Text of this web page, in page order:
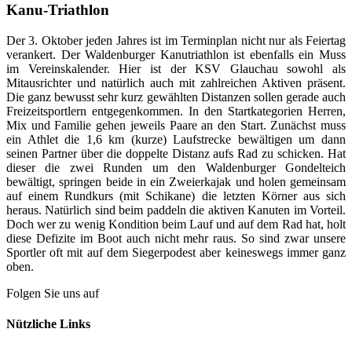
Kanu-Triathlon
Der 3. Oktober jeden Jahres ist im Terminplan nicht nur als Feiertag
verankert. Der Waldenburger Kanutriathlon ist ebenfalls ein Muss
im Vereinskalender. Hier ist der KSV Glauchau sowohl als
Mitausrichter und natürlich auch mit zahlreichen Aktiven präsent.
Die ganz bewusst sehr kurz gewählten Distanzen sollen gerade auch
Freizeitsportlern entgegenkommen. In den Startkategorien Herren,
Mix und Familie gehen jeweils Paare an den Start. Zunächst muss
ein Athlet die 1,6 km (kurze) Laufstrecke bewältigen um dann
seinen Partner über die doppelte Distanz aufs Rad zu schicken. Hat
dieser die zwei Runden um den Waldenburger Gondelteich
bewältigt, springen beide in ein Zweierkajak und holen gemeinsam
auf einem Rundkurs (mit Schikane) die letzten Körner aus sich
heraus. Natürlich sind beim paddeln die aktiven Kanuten im Vorteil.
Doch wer zu wenig Kondition beim Lauf und auf dem Rad hat, holt
diese Defizite im Boot auch nicht mehr raus. So sind zwar unsere
Sportler oft mit auf dem Siegerpodest aber keineswegs immer ganz
oben.
Folgen Sie uns auf
Nützliche Links